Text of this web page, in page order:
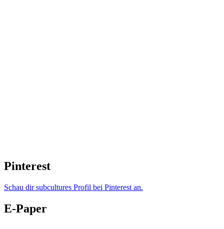
Pinterest
Schau dir subcultures Profil bei Pinterest an.
E-Paper